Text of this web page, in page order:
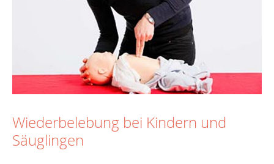
Wiederbelebung bei Kindern und
Säuglingen